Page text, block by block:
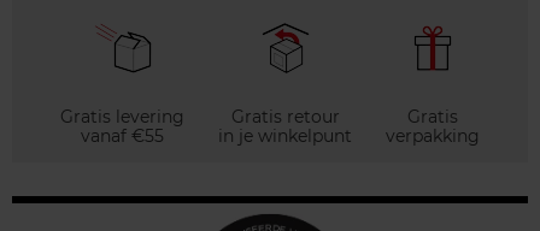
Gratis levering
vanaf €55
Gratis retour
in je winkelpunt
Gratis
verpakking